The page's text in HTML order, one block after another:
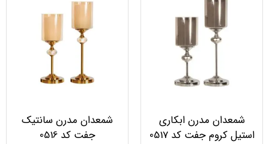
شمعدان مدرن ابکاری
استیل کروم جفت کد 0517
شمعدان مدرن سانتیک
جفت کد 0516